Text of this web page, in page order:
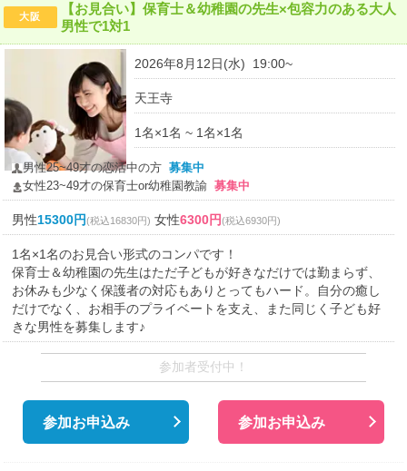
大阪
【お見合い】保育士＆幼稚園の先生×包容力のある大人
男性で1対1
2026年8月12日(水) 19:00~
天王寺
1名×1名 ~ 1名×1名
男性25~49才の恋活中の方募集中
女性23~49才の保育士or幼稚園教諭募集中
男性15300円(税込16830円) 女性6300円(税込6930円)
1名×1名のお見合い形式のコンパです！
保育士＆幼稚園の先生はただ子どもが好きなだけでは勤まらず、
お休みも少なく保護者の対応もありとってもハード。自分の癒し
だけでなく、お相手のプライベートを支え、また同じく子ども好
きな男性を募集します♪
参加者受付中！
参加お申込み 参加お申込み